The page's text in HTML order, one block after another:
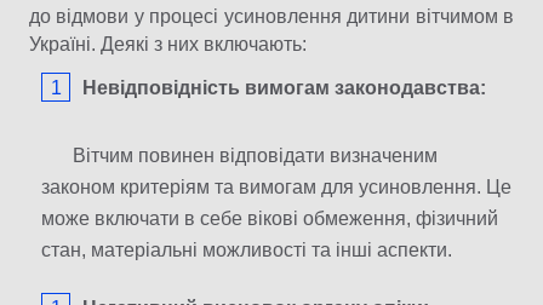
до відмови у процесі усиновлення дитини вітчимом в
Україні. Деякі з них включають:
Невідповідність вимогам законодавства:
Вітчим повинен відповідати визначеним
законом критеріям та вимогам для усиновлення. Це
може включати в себе вікові обмеження, фізичний
стан, матеріальні можливості та інші аспекти.